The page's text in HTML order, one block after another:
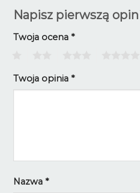
Napisz pierwszą
Twoja ocena *
Twoja opinia *
Nazwa *